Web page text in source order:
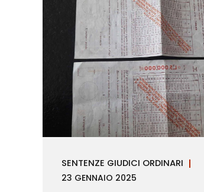
SENTENZE GIUDICI ORDINARI
23 GENNAIO 2025